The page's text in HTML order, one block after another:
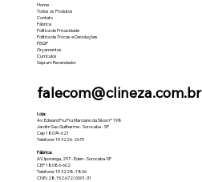
falecom@clineza.com.br
Loja:
Av: Edward Fru Fru Marciano da Silva nº 198
Jardim Sao Guilherme - Sorocaba - SP
Cep 18074-621
Telefone: 15 3226-2679
Fábrica:
AV. Iporanga, 297 - Éden - Sorocaba-SP
CEP 18086-602
Telefone: 15 3228-1806
CNPJ 28.152.672/0001-31
Home
Todos os Produtos
Contato
Fábrica
Política de Privacidade
Politica de Trocas e Devoluções
FISQP
Orçamentos
Currículos
Seja um Revendedor